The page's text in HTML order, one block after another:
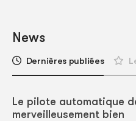
News
Dernières publiées
Le pilote automatique
merveilleusement bien